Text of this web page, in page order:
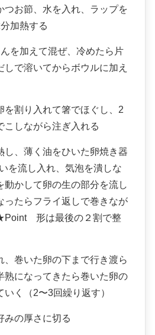
つお節、水を入れ、ラップを
加熱する
を加えて混ぜ、冷めたら片
しで溶いてからボウルに加え
を割り入れて箸でほぐし、2
こしながら注ぎ入れる
し、薄く油をひいた卵焼き器
を流し入れ、気泡を潰しな
動かして卵の生の部分を流し
ったらフライ返しで巻きなが
形は最後の２割で整
、巻いた卵の下まで行き渡ら
熟になってきたら巻いた卵の
く（2〜3回繰り返す）
みの厚さに切る